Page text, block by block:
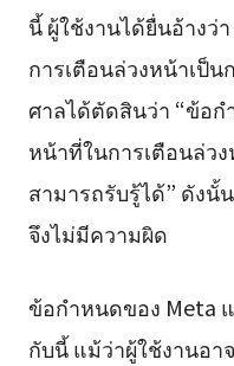
นี้ ผู้ใช้งานได้ยื่นอ้างว่
การเตือนล่วงหน้าเป็
ศาลได้ตัดสินว่า “ข้อ
หน้าที่ในการเตือนล่ว
สามารถรับรู้ได้” ดังนั้
จึงไม่มีความผิด
ข้อกำหนดของ Meta
กับนี้ แม้ว่าผู้ใช้งานอา